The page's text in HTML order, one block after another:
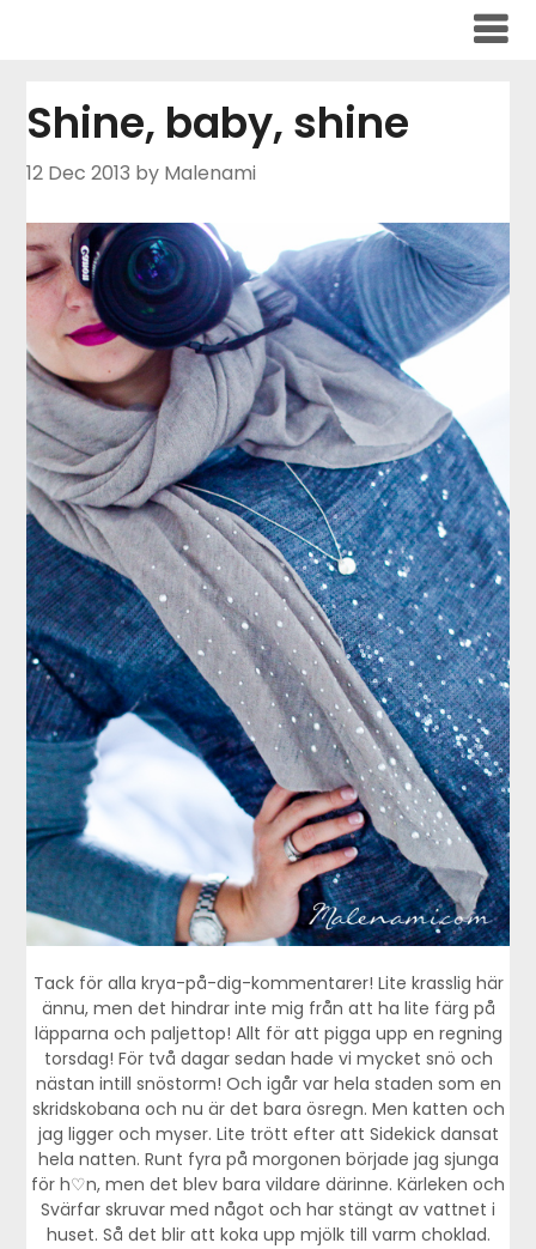
Shine, baby, shine
12 Dec 2013 by Malenami
Tack för alla krya-på-dig-kommentarer! Lite krasslig här
ännu, men det hindrar inte mig från att ha lite färg på
läpparna och paljettop! Allt för att pigga upp en regning
torsdag! För två dagar sedan hade vi mycket snö och
nästan intill snöstorm! Och igår var hela staden som en
skridskobana och nu är det bara ösregn. Men katten och
jag ligger och myser. Lite trött efter att Sidekick dansat
hela natten. Runt fyra på morgonen började jag sjunga
för h♡n, men det blev bara vildare därinne. Kärleken och
Svärfar skruvar med något och har stängt av vattnet i
huset. Så det blir att koka upp mjölk till varm choklad.